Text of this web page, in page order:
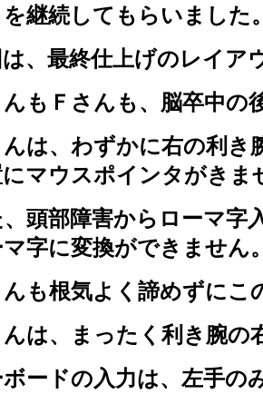
を継続してもらいました
、最終仕上げのレイア
んもＦさんも、脳卒中の
んは、わずかに右の利
マウスポインタがきま
、頭部障害からローマ字
マ字に変換ができません
んも根気よく諦めずに
んは、まったく利き腕の
ボードの入力は、左手の